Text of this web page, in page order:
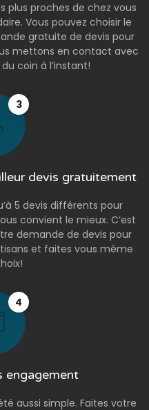
plus proches de chez vous
Vous pouvez choisir le
gratuite de devis pour
mettons en contact avec
coin à l’instant!
3
devis gratuitement
5 devis différents pour
convient le mieux. C’est
demande de devis pour
et faites vous même
4
engagement
aussi simple. Faites votre